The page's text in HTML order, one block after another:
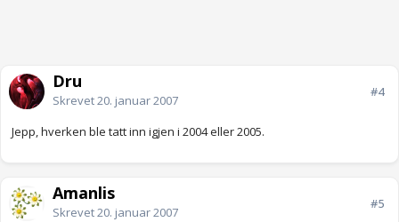
Dru
Skrevet20. januar 2007
#4
Jepp, hverken ble tatt inn igjen i 2004 eller 2005.
Amanlis
Skrevet20. januar 2007
#5